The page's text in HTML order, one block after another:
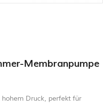
Membranpumpe
hohem Druck, perfekt für